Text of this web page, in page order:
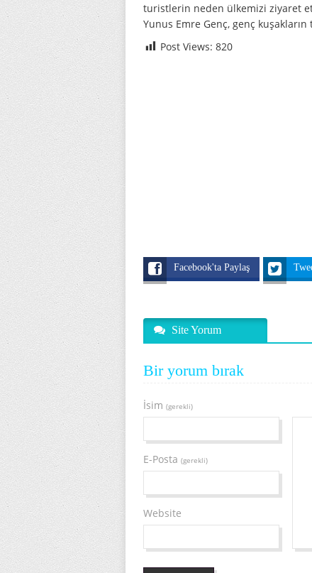
turistlerin neden ülkemizi ziyaret
Yunus Emre Genç, genç
Post Views: 820
Facebook'ta Paylaş
Site Yorum
Bir yorum bırak
İsim (gerekli)
E-Posta (gerekli)
Website